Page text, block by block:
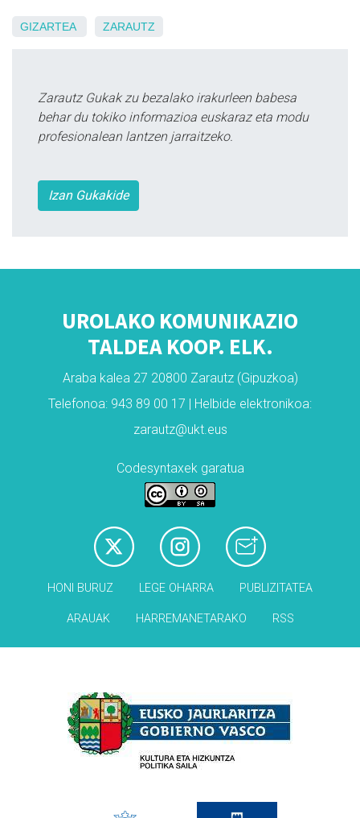
GIZARTEA ZARAUTZ
Zarautz Gukak zu bezalako irakurleen babesa
behar du tokiko informazioa euskaraz eta modu
profesionalean lantzen jarraitzeko.
Izan Gukakide
UROLAKO KOMUNIKAZIO
TALDEA KOOP. ELK.
Araba kalea 27 20800 Zarautz (Gipuzkoa)
Telefonoa: 943 89 00 17 | Helbide elektronikoa:
zarautz@ukt.eus
Codesyntaxek garatua
HONI BURUZ LEGE OHARRA PUBLIZITATEA
ARAUAK HARREMANETARAKO RSS